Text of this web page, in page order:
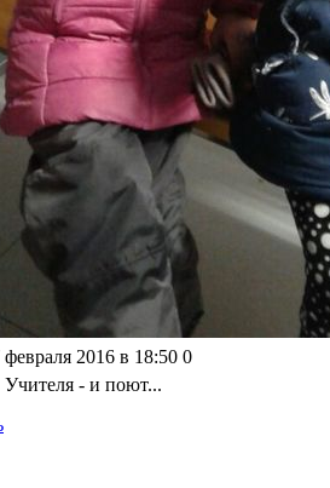
февраля 2016 в 18:50 0
Учителя - и поют...